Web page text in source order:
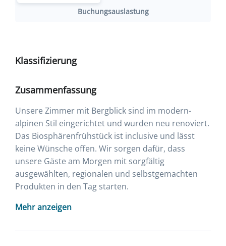
Buchungsauslastung
Klassifizierung
Zusammenfassung
Unsere Zimmer mit Bergblick sind im modern-
alpinen Stil eingerichtet und wurden neu renoviert.
Das Biosphärenfrühstück ist inclusive und lässt
keine Wünsche offen. Wir sorgen dafür, dass
unsere Gäste am Morgen mit sorgfältig
ausgewählten, regionalen und selbstgemachten
Produkten in den Tag starten.
Mehr anzeigen